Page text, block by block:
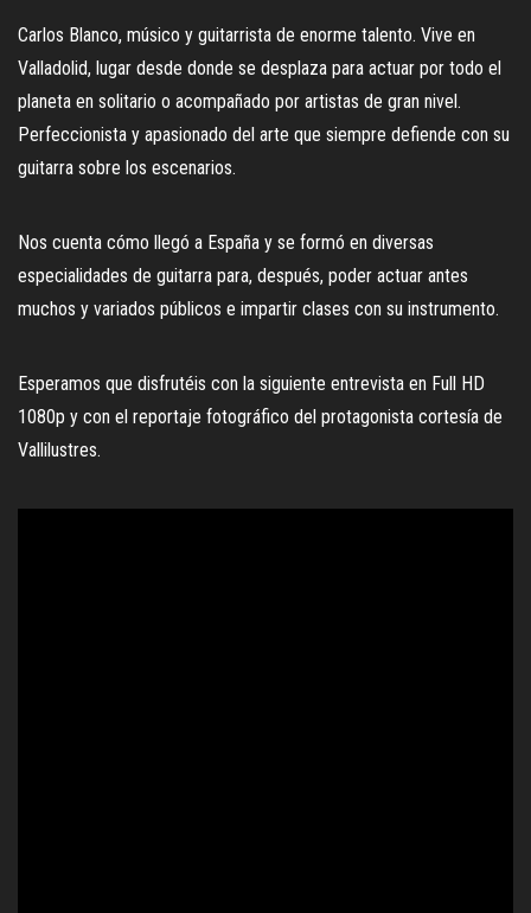
Carlos Blanco, músico y guitarrista de enorme talento. Vive en
Valladolid, lugar desde donde se desplaza para actuar por todo el
planeta en solitario o acompañado por artistas de gran nivel.
Perfeccionista y apasionado del arte que siempre defiende con su
guitarra sobre los escenarios.
Nos cuenta cómo llegó a España y se formó en diversas
especialidades de guitarra para, después, poder actuar antes
muchos y variados públicos e impartir clases con su instrumento.
Esperamos que disfrutéis con la siguiente entrevista en Full HD
1080p y con el reportaje fotográfico del protagonista cortesía de
Vallilustres.